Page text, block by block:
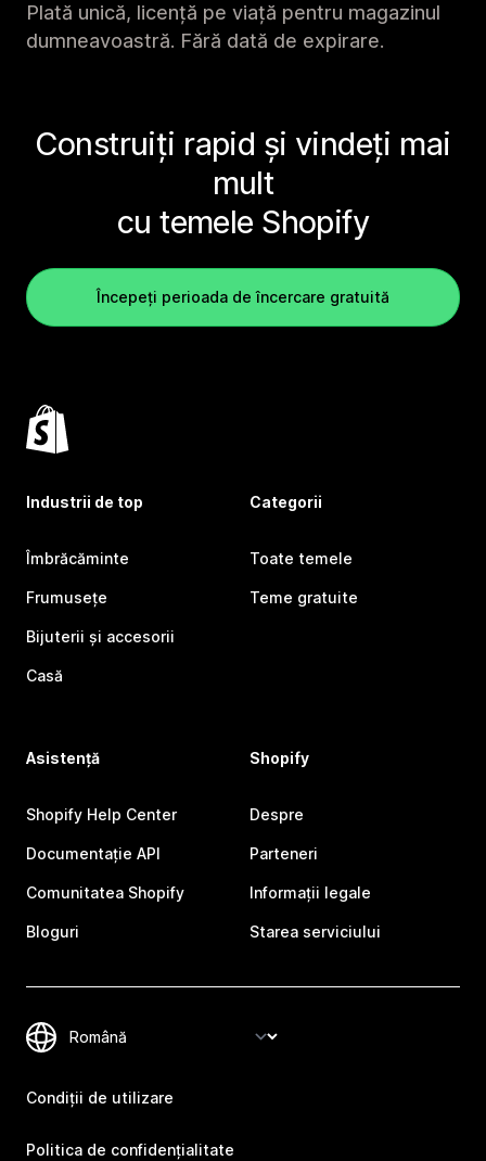
Plată unică, licență pe viață pentru magazinul
dumneavoastră. Fără dată de expirare.
Construiți rapid și vindeți mai
mult
cu temele Shopify
Începeți perioada de încercare gratuită
Industrii de top
Îmbrăcăminte
Frumusețe
Bijuterii și accesorii
Casă
Categorii
Toate temele
Teme gratuite
Asistență
Shopify Help Center
Documentație API
Comunitatea Shopify
Bloguri
Shopify
Despre
Parteneri
Informații legale
Starea serviciului
Condiții de utilizare
Politica de confidențialitate